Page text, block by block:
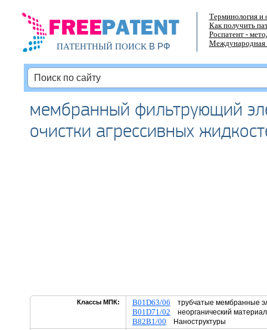
ПАТЕНТНЫЙ ПОИСКВ РФ
Терминология и
Как получить
Роспатент -
Международная
мембранный фильтрующий
очистки агрессивных
Классы МПК: B01D63/06 трубчатые мембранные
B01D71/02 неорганический материал
B82B1/00 Наноструктуры